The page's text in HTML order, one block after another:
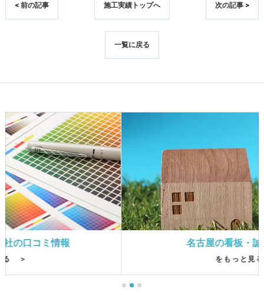
< 前の記事 施工実績トップへ 次の記事 >
一覧に戻る
名古屋の看板・誠進社の評判